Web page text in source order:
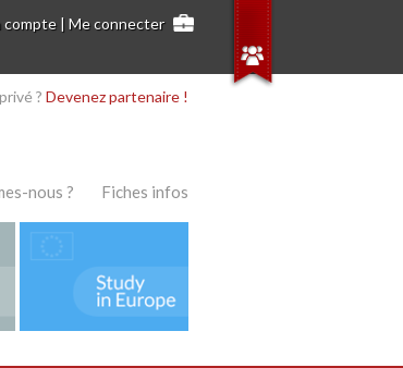
compte |Me connecter
? Devenez partenaire !
nous ? Fiches infos